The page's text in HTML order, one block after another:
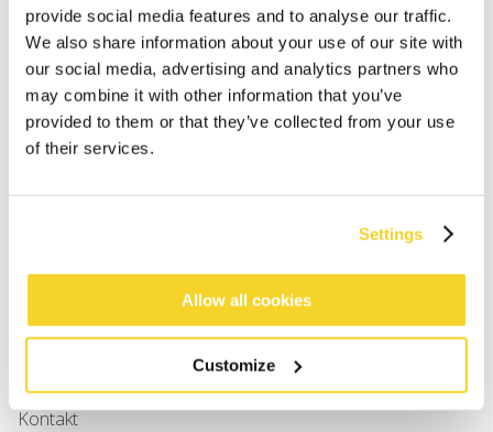
provide social media features and to analyse our traffic.
We also share information about your use of our site with
our social media, advertising and analytics partners who
may combine it with other information that you’ve
provided to them or that they’ve collected from your use
of their services.
Settings
Allow all cookies
Customize
SHOP
Damen
Herren
Mädchen
Jungen
Versand
Häufig gestellte Fragen
Kontakt